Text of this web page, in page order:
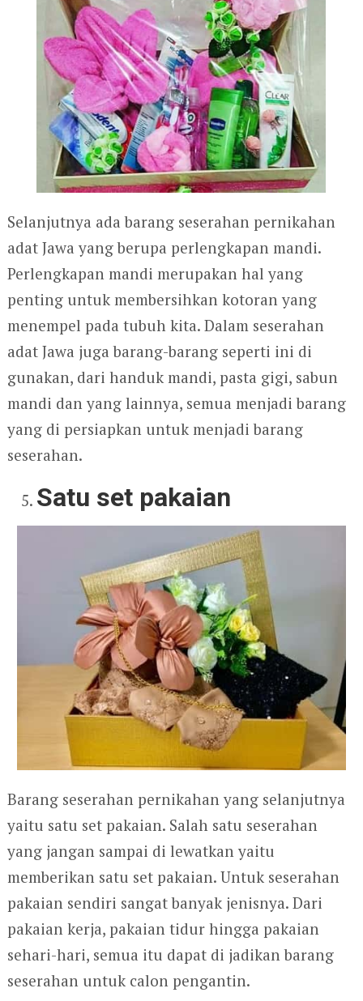
Selanjutnya ada barang seserahan pernikahan
adat Jawa yang berupa perlengkapan mandi.
Perlengkapan mandi merupakan hal yang
penting untuk membersihkan kotoran yang
menempel pada tubuh kita. Dalam seserahan
adat Jawa juga barang-barang seperti ini di
gunakan, dari handuk mandi, pasta gigi, sabun
mandi dan yang lainnya, semua menjadi barang
yang di persiapkan untuk menjadi barang
seserahan.
Satu set pakaian
Barang seserahan pernikahan yang selanjutnya
yaitu satu set pakaian. Salah satu seserahan
yang jangan sampai di lewatkan yaitu
memberikan satu set pakaian. Untuk seserahan
pakaian sendiri sangat banyak jenisnya. Dari
pakaian kerja, pakaian tidur hingga pakaian
sehari-hari, semua itu dapat di jadikan barang
seserahan untuk calon pengantin.